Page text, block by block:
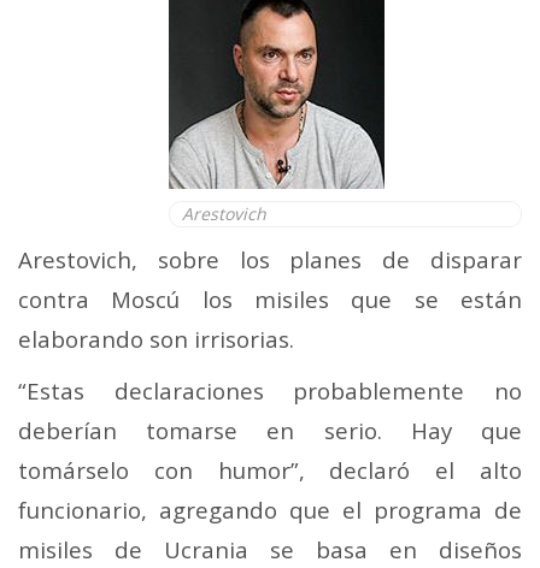
Arestovich
Arestovich, sobre los planes de disparar
contra Moscú los misiles que se están
elaborando son irrisorias.
“Estas declaraciones probablemente no
deberían tomarse en serio. Hay que
tomárselo con humor”, declaró el alto
funcionario, agregando que el programa de
misiles de Ucrania se basa en diseños